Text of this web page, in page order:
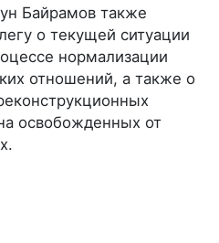
Байрамов также
о текущей ситуации
нормализации
отношений, а также о
освобожденных от